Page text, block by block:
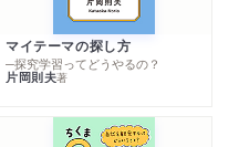
マイテーマの探し方
─探究学習ってどうやるの？
片岡則夫著